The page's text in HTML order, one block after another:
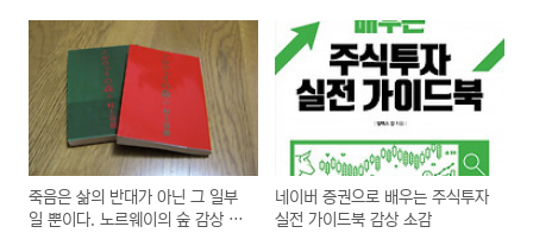
죽음은 삶의 반대가 아닌 그 일부
일 뿐이다. 노르웨이의 숲 감상 소
네이버 증권으로 배우는 주식투자
실전 가이드북 감상 소감